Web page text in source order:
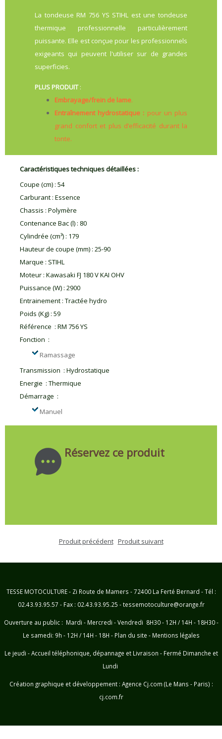
La tondeuse RM 756 YS STIHL est une tondeuse
thermique professionnelle particulièrement
puissante. Elle est conçue pour les professionnels
exigeants qui peuvent l'utiliser sur de grandes
superficies.
PLUS PRODUIT:
Embrayage/frein de lame.
Entraînement hydrostatique : pour un plus
grand confort et plus d’efficacité durant la
tonte.
Caractéristiques techniques détaillées :
Coupe (cm) : 54
Carburant : Essence
Chassis : Polymère
Contenance Bac (l) : 80
Cylindrée (cm³) : 179
Hauteur de coupe (mm) : 25-90
Marque : STIHL
Moteur : Kawasaki FJ 180 V KAI OHV
Puissance (W) : 2900
Entrainement : Tractée hydro
Poids (Kg) : 59
Référence : RM 756 YS
Fonction :
Ramassage
Transmission : Hydrostatique
Energie : Thermique
Démarrage :
Manuel
Réservez ce produit
Produit précédent Produit suivant
TESSE MOTOCULTURE - Zi Route de Mamers - 72400 La Ferté Bernard - Tél :
02.43.93.95.57 - Fax : 02.43.93.95.25 - tessemotoculture@orange.fr
Ouverture au public : Mardi - Mercredi - Vendredi 8H30 - 12H / 14H - 18H30 -
Le samedi: 9h - 12H / 14H - 18H - Plan du site - Mentions légales
Le jeudi - Accueil téléphonique, dépannage et Livraison - Fermé Dimanche et
Lundi
Création graphique et développement : Agence Cj.com (Le Mans - Paris) :
cj.com.fr